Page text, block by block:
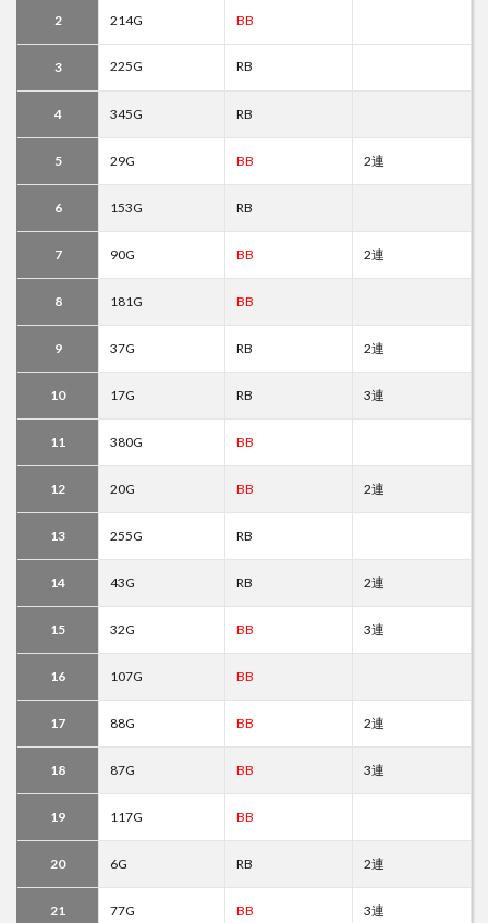
2 214G BB
3 225G RB
4 345G RB
5 29G BB 2連
6 153G RB
7 90G BB 2連
8 181G BB
9 37G RB 2連
10 17G RB 3連
11 380G BB
12 20G BB 2連
13 255G RB
14 43G RB 2連
15 32G BB 3連
16 107G BB
17 88G BB 2連
18 87G BB 3連
19 117G BB
20 6G RB 2連
21 77G BB 3連